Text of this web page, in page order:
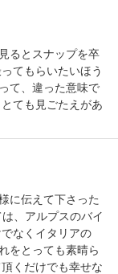
るとスナップを卒
てもらいたいほう
て、違った意味で
ても見ごたえがあ
に伝えて下さった
、アルプスのバイ
なくイタリアの
をとっても素晴ら
くだけでも幸せな